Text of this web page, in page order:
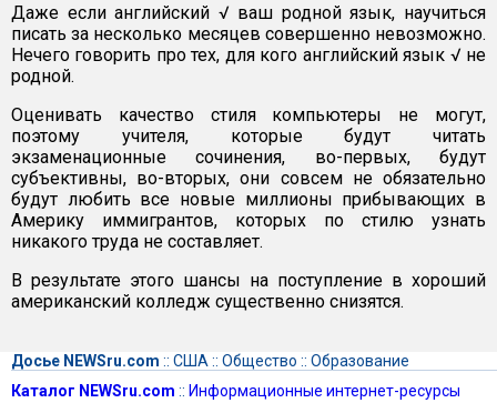
Даже если английский √ ваш родной язык, научиться
писать за несколько месяцев совершенно невозможно.
Нечего говорить про тех, для кого английский язык √ не
родной.
Оценивать качество стиля компьютеры не могут,
поэтому учителя, которые будут читать
экзаменационные сочинения, во-первых, будут
субъективны, во-вторых, они совсем не обязательно
будут любить все новые миллионы прибывающих в
Америку иммигрантов, которых по стилю узнать
никакого труда не составляет.
В результате этого шансы на поступление в хороший
американский колледж существенно снизятся.
Досье NEWSru.com :: США :: Общество :: Образование
Каталог NEWSru.com :: Информационные интернет-ресурсы